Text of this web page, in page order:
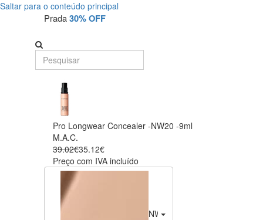
Saltar para o conteúdo principal
Prada30% OFF
Pro Longwear Concealer -NW20 -9ml
M.A.C.
39.02€35.12€
Preço com IVA incluído
NW20